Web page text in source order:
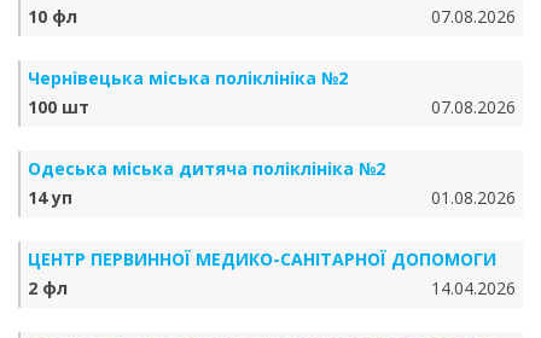
10 фл
07.08.2026
Чернівецька міська поліклініка №2
100 шт
07.08.2026
Одеська міська дитяча поліклініка №2
14 уп
01.08.2026
ЦЕНТР ПЕРВИННОЇ МЕДИКО-САНІТАРНОЇ ДОПОМОГИ
2 фл
14.04.2026